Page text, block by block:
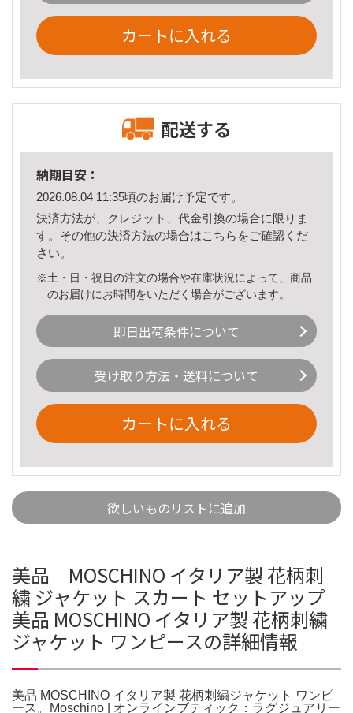
カートに入れる
配送する
納期目安：
2026.08.04 11:35頃のお届け予定です。
決済方法が、クレジット、代金引換の場合に限りま
す。その他の決済方法の場合はこちら をご確認くだ
さい。
※土・日・祝日の注文の場合や在庫状況によって、商品
のお届けにお時間をいただく場合がございます。
即日出荷条件について
受け取り方法・送料について
カートに入れる
欲しいものリストに追加
美品 MOSCHINO イタリア製 花柄刺
繍 ジャケット スカート セットアップ
美品 MOSCHINO イタリア製 花柄刺繍
ジャケット ワンピースの詳細情報
美品 MOSCHINO イタリア製 花柄刺繍ジャケット ワンピ
ース。Moschino | オンラインブティック：ラグジュアリー